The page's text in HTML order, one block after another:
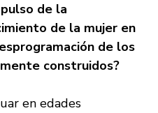
de la
de la mujer en
de los
construidos?
en edades